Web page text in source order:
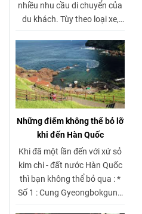
nhiều nhu cầu di chuyển của
du khách. Tùy theo loại xe,
hành, mức giá có thể khác
nhau. Các tuyến xe khách đi
Cát Bà và xe limousine đi Cát
Bà đều có nhiều khung giờ
linh hoạt, dịch vụ chất lượng
và chi phí hợp lý. Du khách
nên tìm hiểu trước giá vé xe đi
trình phù hợp và tiết kiệm
nhất.
Những điểm không thể bỏ lỡ
khi đến Hàn Quốc
Khi đã một lần đến với xứ sỏ
kim chi - đất nước Hàn Quốc
thì bạn không thể bỏ qua : *
Số 1 : Cung Gyeongbokgung